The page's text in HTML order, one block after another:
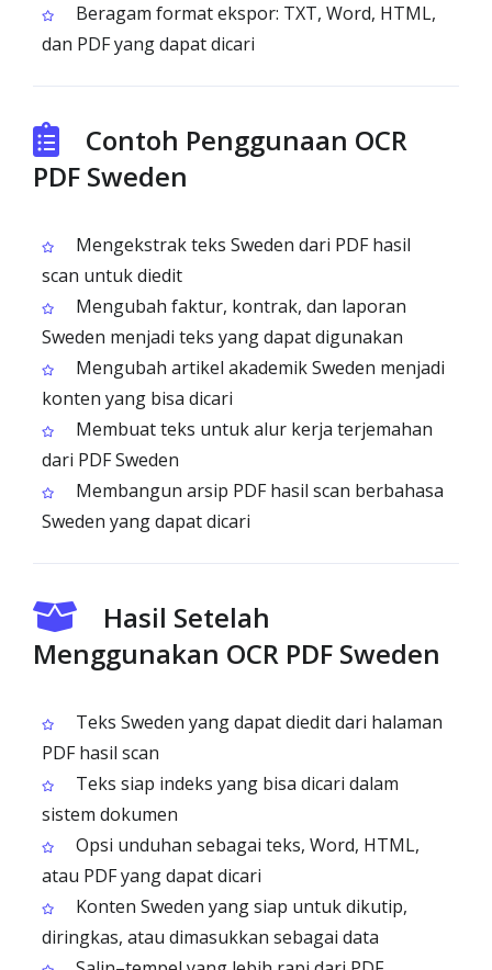
Beragam format ekspor: TXT, Word, HTML,
dan PDF yang dapat dicari
Contoh Penggunaan OCR
PDF Sweden
Mengekstrak teks Sweden dari PDF hasil
scan untuk diedit
Mengubah faktur, kontrak, dan laporan
Sweden menjadi teks yang dapat digunakan
Mengubah artikel akademik Sweden menjadi
konten yang bisa dicari
Membuat teks untuk alur kerja terjemahan
dari PDF Sweden
Membangun arsip PDF hasil scan berbahasa
Sweden yang dapat dicari
Hasil Setelah
Menggunakan OCR PDF Sweden
Teks Sweden yang dapat diedit dari halaman
PDF hasil scan
Teks siap indeks yang bisa dicari dalam
sistem dokumen
Opsi unduhan sebagai teks, Word, HTML,
atau PDF yang dapat dicari
Konten Sweden yang siap untuk dikutip,
diringkas, atau dimasukkan sebagai data